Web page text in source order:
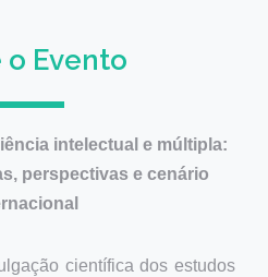
o Evento
intelectual e múltipla:
perspectivas e cenário
científica dos estudos